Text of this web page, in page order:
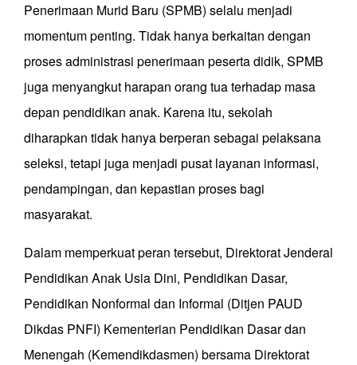
Penerimaan Murid Baru (SPMB) selalu menjadi
momentum penting. Tidak hanya berkaitan dengan
proses administrasi penerimaan peserta didik, SPMB
juga menyangkut harapan orang tua terhadap masa
depan pendidikan anak. Karena itu, sekolah
diharapkan tidak hanya berperan sebagai pelaksana
seleksi, tetapi juga menjadi pusat layanan informasi,
pendampingan, dan kepastian proses bagi
masyarakat.
Dalam memperkuat peran tersebut, Direktorat Jenderal
Pendidikan Anak Usia Dini, Pendidikan Dasar,
Pendidikan Nonformal dan Informal (Ditjen PAUD
Dikdas PNFI) Kementerian Pendidikan Dasar dan
Menengah (Kemendikdasmen) bersama Direktorat